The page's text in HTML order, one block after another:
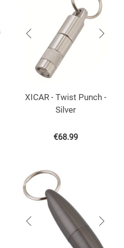
XICAR - Twist Punch -
Silver
€68.99